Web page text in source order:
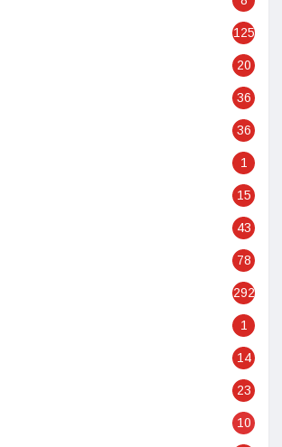
125
20
36
36
1
15
43
78
292
1
14
23
10